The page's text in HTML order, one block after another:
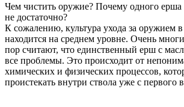
Чем чистить оружие? Почему одного
не достаточно?
К сожалению, культура ухода за оружием
находится на среднем уровне. Очень
пор считают, что единственный ерш с
все проблемы. Это происходит от
химических и физических процессов,
проистекать внутри ствола уже с первого